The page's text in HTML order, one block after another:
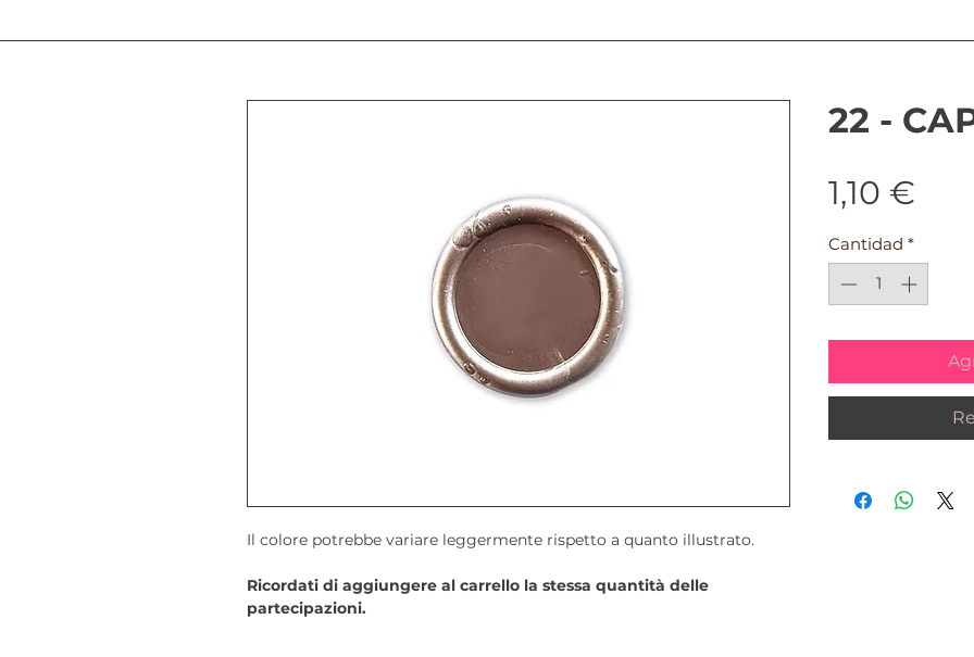
Il colore potrebbe variare leggermente rispetto a quanto illustrato.
Ricordati di aggiungere al carrello la stessa quantità delle
partecipazioni.
22 -
1,10 €
Cantidad *